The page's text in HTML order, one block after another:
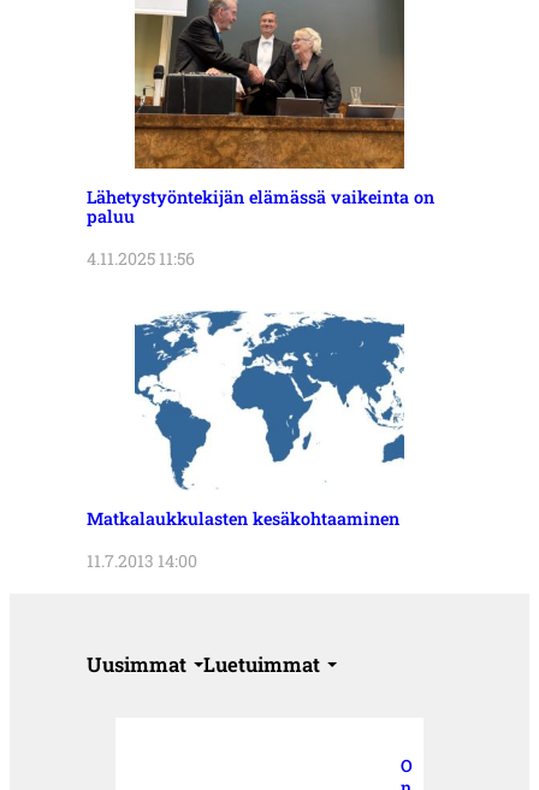
Lähetystyöntekijän elämässä vaikeinta on
paluu
4.11.2025 11:56
Matkalaukkulasten kesäkohtaaminen
11.7.2013 14:00
Uusimmat Luetuimmat
O